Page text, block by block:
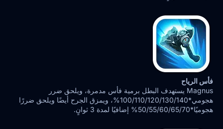
فأس الرياح
Magnus يستهدف البطل برمية فأس مدمرة، ويلحق ضرر
هجومي*100/110/120/130/140%، ويمزق الجرح أيضًا ويلحق ضررًا
هجوميًا*50/55/60/65/70% إضافيًا لمدة 3 ثوانٍ.